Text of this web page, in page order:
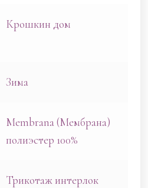
Крошкин дом
Зима
Membrana (Мембрана)
полиэстер 100%
Трикотаж интерлок